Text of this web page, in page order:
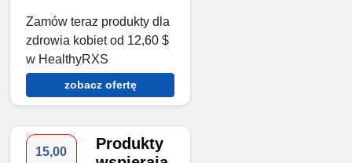
Zamów teraz produkty dla
zdrowia kobiet od 12,60 $
w HealthyRXS
zobacz ofertę
15,00
Produkty